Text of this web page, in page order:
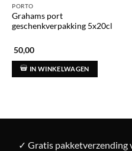
PORTO
Grahams port
geschenkverpakking 5x20cl
50,00
IN WINKELWAGEN
✓ Gratis pakketverzending